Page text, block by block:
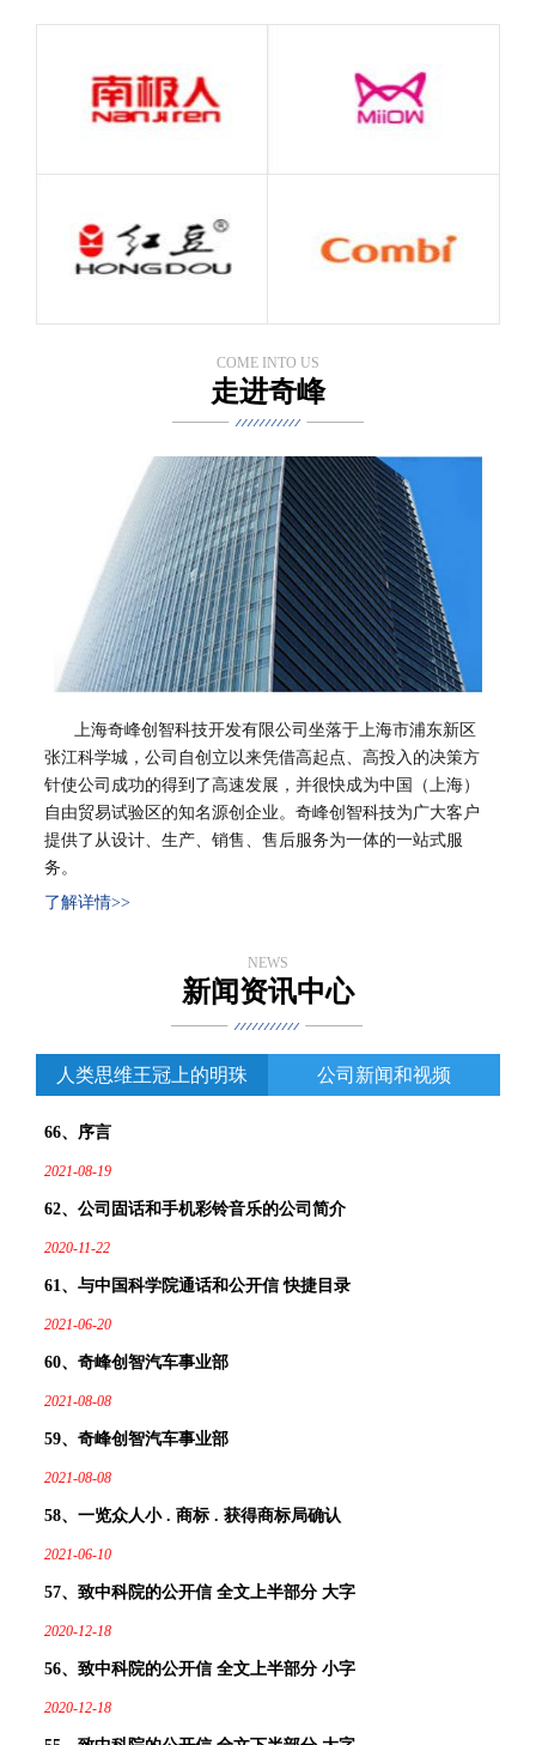
加盟案例展示 加盟案例展示,了解更多详细的内容
加盟案例展示 加盟案例展示,了解更多详细的内容
专利案例展示
专利案例展示专利案例展示,了解更多详细的内容
COME INTO US
走进奇峰
上海奇峰创智科技开发有限公司坐落于上海市浦东新区
张江科学城，公司自创立以来凭借高起点、高投入的决策方
针使公司成功的得到了高速发展，并很快成为中国（上海）
自由贸易试验区的知名源创企业。奇峰创智科技为广大客户
提供了从设计、生产、销售、售后服务为一体的一站式服
务。
了解详情>>
NEWS
新闻资讯中心
人类思维王冠上的明珠 公司新闻和视频
66、序言
2021-08-19
62、公司固话和手机彩铃音乐的公司简介
2020-11-22
61、与中国科学院通话和公开信 快捷目录
2021-06-20
60、奇峰创智汽车事业部
2021-08-08
59、奇峰创智汽车事业部
2021-08-08
58、一览众人小 . 商标 . 获得商标局确认
2021-06-10
57、致中科院的公开信 全文上半部分 大字
2020-12-18
56、致中科院的公开信 全文上半部分 小字
2020-12-18